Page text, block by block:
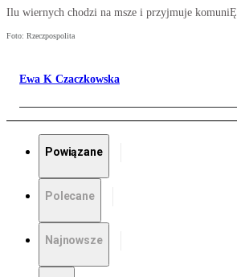
Ilu wiernych chodzi na msze i przyjmuje komuniĘ
Foto: Rzeczpospolita
Ewa K Czaczkowska
Powiązane
Polecane
Najnowsze